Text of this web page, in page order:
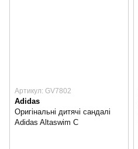
Артикул: GV7802
Adidas
Оригінальні дитячі сандалі
Adidas Altaswim C